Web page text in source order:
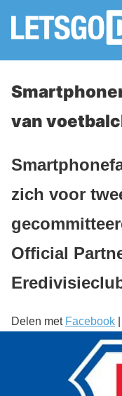
van
zich voor
Official
Delen met Facebook